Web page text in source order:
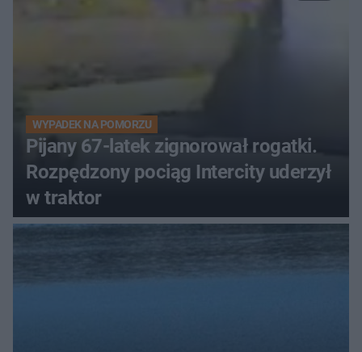
WYPADEK NA POMORZU
Pijany 67-latek zignorował rogatki.
Rozpędzony pociąg Intercity uderzył
w traktor